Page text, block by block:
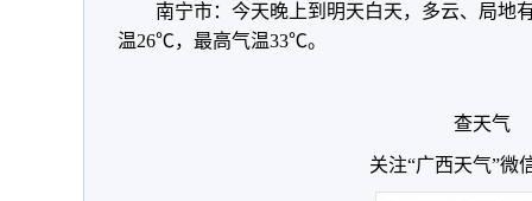
南宁市：今天晚上到明天白天，多云、局地
温26℃，最高气温33℃。
查天气
关注“广西天气”微